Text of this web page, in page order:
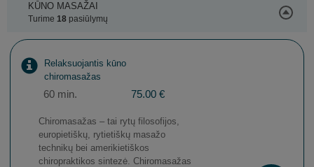
KŪNO MASAŽAI
Turime 18pasiūlymų
Relaksuojantis kūno
chiromasažas
60 min. 75.00 €
Chiromasažas – tai rytų filosofijos,
europietiškų, rytietiškų masažo
technikų bei amerikietiškos
chiropraktikos sintezė. Chiromasažas